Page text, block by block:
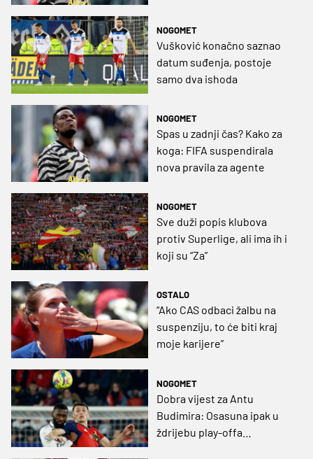
NOGOMET
Vušković konačno saznao
datum suđenja, postoje
samo dva ishoda
NOGOMET
Spas u zadnji čas? Kako za
koga: FIFA suspendirala
nova pravila za agente
NOGOMET
Sve duži popis klubova
protiv Superlige, ali ima ih i
koji su “Za”
OSTALO
“Ako CAS odbaci žalbu na
suspenziju, to će biti kraj
moje karijere”
NOGOMET
Dobra vijest za Antu
Budimira: Osasuna ipak u
ždrijebu play-offa